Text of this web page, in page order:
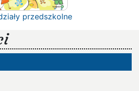
przedszkolne